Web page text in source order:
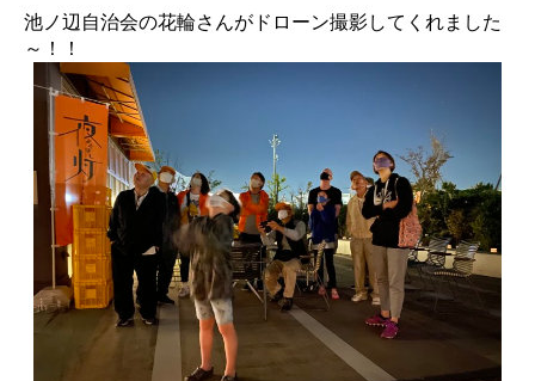
池ノ辺自治会の花輪さんがドローン撮影してくれました
～！！